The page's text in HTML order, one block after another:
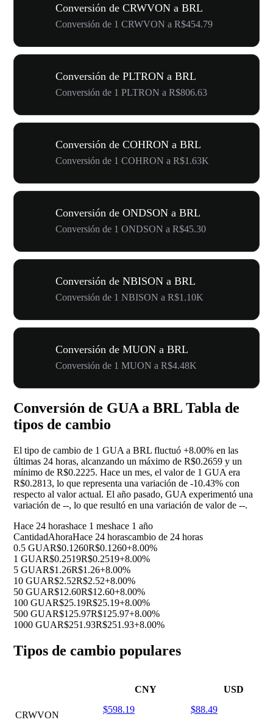
Conversión de CRWVON a BRL
Conversión de 1 CRWVON a R$454.79
Conversión de PLTRON a BRL
Conversión de 1 PLTRON a R$806.63
Conversión de COHRON a BRL
Conversión de 1 COHRON a R$1.63K
Conversión de ONDSON a BRL
Conversión de 1 ONDSON a R$45.30
Conversión de NBISON a BRL
Conversión de 1 NBISON a R$1.10K
Conversión de MUON a BRL
Conversión de 1 MUON a R$4.48K
Conversión de GUA a BRL Tabla de
tipos de cambio
El tipo de cambio de 1 GUA a BRL fluctuó +8.00% en las
últimas 24 horas, alcanzando un máximo de R$0.2659 y un
mínimo de R$0.2225. Hace un mes, el valor de 1 GUA era
R$0.2813, lo que representa una variación de -10.43% con
respecto al valor actual. El año pasado, GUA experimentó una
variación de --, lo que resultó en una variación de valor de --.
Hace 24 horashace 1 meshace 1 año
CantidadAhoraHace 24 horascambio de 24 horas
0.5 GUAR$0.1260R$0.1260+8.00%
1 GUAR$0.2519R$0.2519+8.00%
5 GUAR$1.26R$1.26+8.00%
10 GUAR$2.52R$2.52+8.00%
50 GUAR$12.60R$12.60+8.00%
100 GUAR$25.19R$25.19+8.00%
500 GUAR$125.97R$125.97+8.00%
1000 GUAR$251.93R$251.93+8.00%
Tipos de cambio populares
CNY USD
CRWVON
$598.19 $88.49